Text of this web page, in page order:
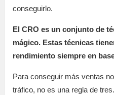
conseguirlo.
El CRO es un conjunto de
mágico. Estas técnicas
rendimiento siempre en
Para conseguir más ventas
tráfico, no es una regla de tres.